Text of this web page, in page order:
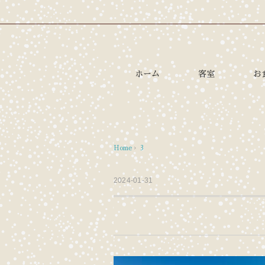
ホーム 客室 お
Home › 3
2024-01-31